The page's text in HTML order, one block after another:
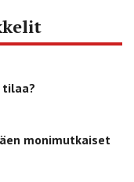
tilaa?
monimutkaiset